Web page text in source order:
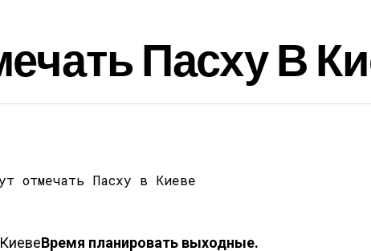
Пасху В
Время планировать выходные.